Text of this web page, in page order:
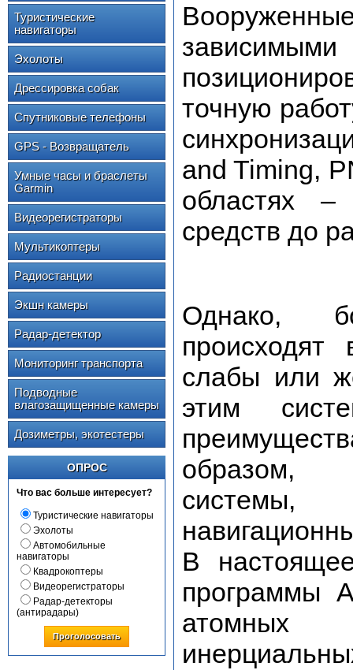
Туристические
навигаторы
Эхолоты
Дрессировка собак
Спутниковые телефоны
GPS - Возвращатель
Умные часы и браслеты
Garmin
Видеорегистраторы
Мультикоптеры
Радиостанции
Экшн камеры
Радар-детектор
Мониторинг транспорта
Подводные
влагозащищенные камеры
Дозиметры, экотестеры
ОПРОС
Что вас больше интересует?
Туристические навигаторы
Эхолоты
Автомобильные
навигаторы
Квадрокоптеры
Видеорегистраторы
Радар-детекторы
(антирадары)
Проголосовать
точную
and Timing,
областях –
средств до
Однако,
слабы или
этим
образом,
системы,
В
программы
атомных